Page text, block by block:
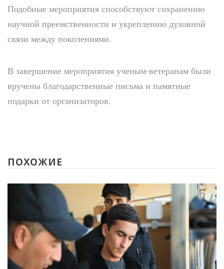
Подобные мероприятия способствуют сохранению
научной преемственности и укреплению духовной
связи между поколениями.
В завершение мероприятия ученым-ветеранам были
вручены благодарственные письма и памятные
подарки от организаторов.
ПОХОЖИЕ